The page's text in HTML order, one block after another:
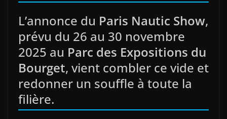
L’annonce du Paris Nautic Show,
prévu du 26 au 30 novembre
2025 au Parc des Expositions du
Bourget, vient combler ce vide et
redonner un souffle à toute la
filière.